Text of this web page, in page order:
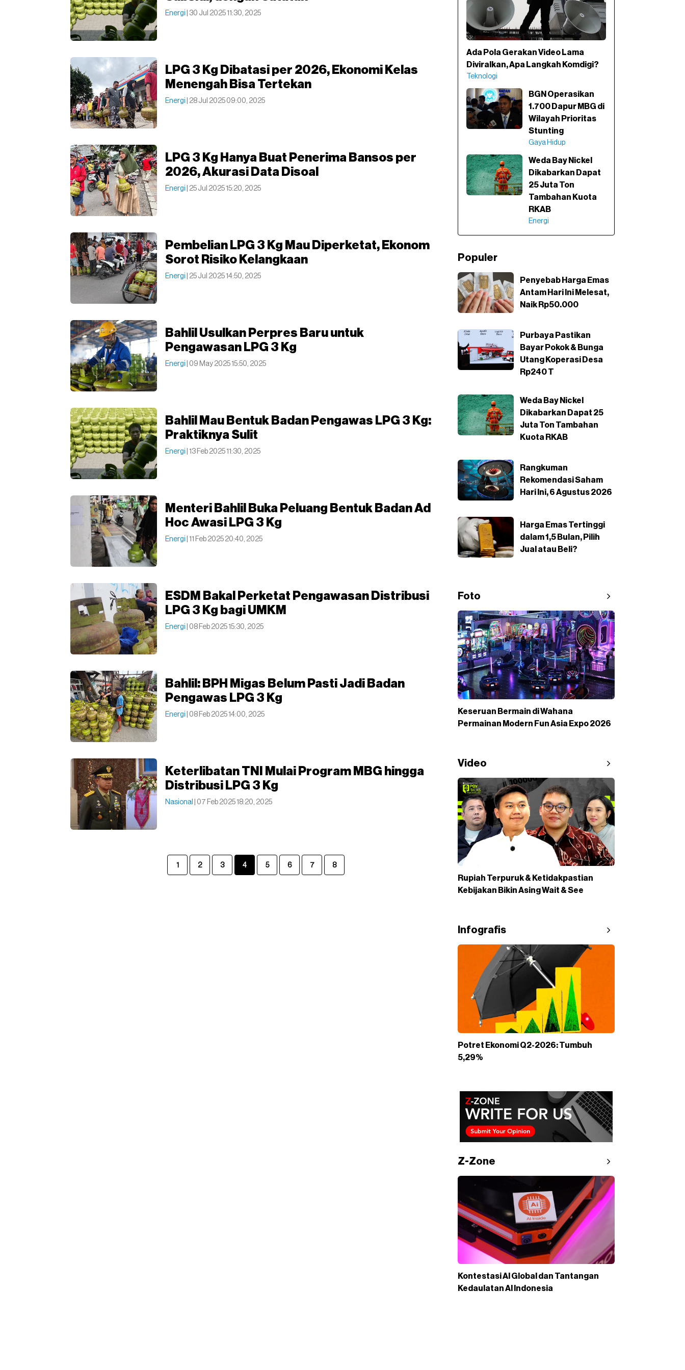
Energi | 30 Jul 2025 11:30, 2025
LPG 3 Kg Dibatasi per 2026, Ekonomi Kelas
Menengah Bisa Tertekan
Energi | 28 Jul 2025 09:00, 2025
LPG 3 Kg Hanya Buat Penerima Bansos per
2026, Akurasi Data Disoal
Energi | 25 Jul 2025 15:20, 2025
Pembelian LPG 3 Kg Mau Diperketat, Ekonom
Sorot Risiko Kelangkaan
Energi | 25 Jul 2025 14:50, 2025
Bahlil Usulkan Perpres Baru untuk
Pengawasan LPG 3 Kg
Energi | 09 May 2025 15:50, 2025
Bahlil Mau Bentuk Badan Pengawas LPG 3 Kg:
Praktiknya Sulit
Energi | 13 Feb 2025 11:30, 2025
Menteri Bahlil Buka Peluang Bentuk Badan Ad
Hoc Awasi LPG 3 Kg
Energi | 11 Feb 2025 20:40, 2025
ESDM Bakal Perketat Pengawasan Distribusi
LPG 3 Kg bagi UMKM
Energi | 08 Feb 2025 15:30, 2025
Bahlil: BPH Migas Belum Pasti Jadi Badan
Pengawas LPG 3 Kg
Energi | 08 Feb 2025 14:00, 2025
Keterlibatan TNI Mulai Program MBG hingga
Distribusi LPG 3 Kg
Nasional | 07 Feb 2025 18:20, 2025
1 2 3 4 5 6 7 8
Ada Pola Gerakan Video Lama
Diviralkan, Apa Langkah Komdigi?
Teknologi
BGN Operasikan
1.700 Dapur MBG di
Wilayah Prioritas
Stunting
Gaya Hidup
Weda Bay Nickel
Dikabarkan Dapat
25 Juta Ton
Tambahan Kuota
RKAB
Energi
Populer
Penyebab Harga Emas
Antam Hari Ini Melesat,
Naik Rp50.000
Purbaya Pastikan
Bayar Pokok & Bunga
Utang Koperasi Desa
Rp240 T
Weda Bay Nickel
Dikabarkan Dapat 25
Juta Ton Tambahan
Kuota RKAB
Rangkuman
Rekomendasi Saham
Hari Ini, 6 Agustus 2026
Harga Emas Tertinggi
dalam 1,5 Bulan, Pilih
Jual atau Beli?
Foto
Keseruan Bermain di Wahana
Permainan Modern Fun Asia Expo 2026
Video
Rupiah Terpuruk & Ketidakpastian
Kebijakan Bikin Asing Wait & See
Infografis
Potret Ekonomi Q2-2026: Tumbuh
5,29%
Z-Zone
Kontestasi AI Global dan Tantangan
Kedaulatan AI Indonesia